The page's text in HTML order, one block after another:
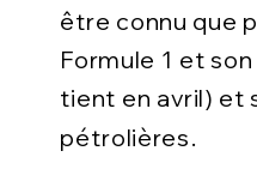
être connu que
Formule 1 et
tient en avril) et
pétrolières.